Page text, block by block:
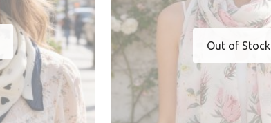
Out of Stock